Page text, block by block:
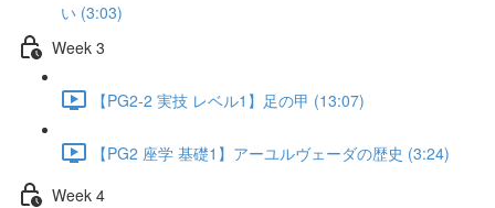
い (3:03)
Week 3
【PG2-2 実技 レベル1】足の甲 (13:07)
【PG2 座学 基礎1】アーユルヴェーダの歴史 (3:24)
Week 4